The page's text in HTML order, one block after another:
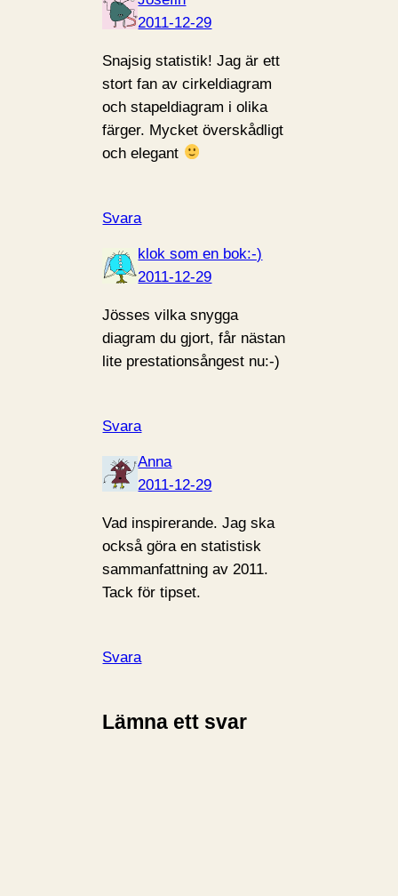
2011-12-29
Snajsig statistik! Jag är ett
stort fan av cirkeldiagram
och stapeldiagram i olika
färger. Mycket överskådligt
och elegant
Svara
klok som en bok:-)
2011-12-29
Jösses vilka snygga
diagram du gjort, får nästan
lite prestationsångest nu:-)
Svara
Anna
2011-12-29
Vad inspirerande. Jag ska
också göra en statistisk
sammanfattning av 2011.
Tack för tipset.
Svara
Lämna ett svar